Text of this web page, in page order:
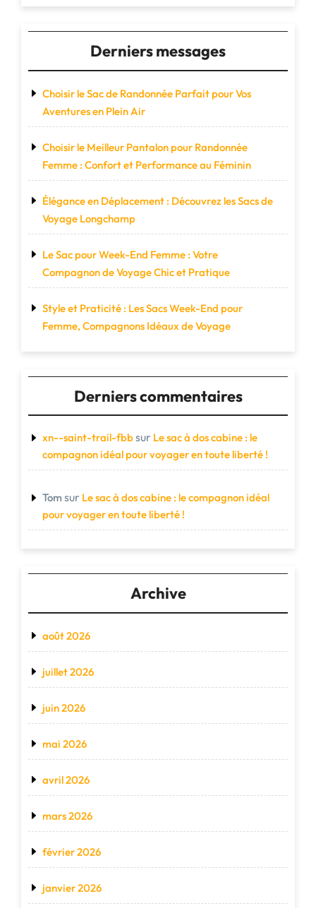
Derniers messages
Choisir le Sac de Randonnée Parfait pour Vos
Aventures en Plein Air
Choisir le Meilleur Pantalon pour Randonnée
Femme : Confort et Performance au Féminin
Élégance en Déplacement : Découvrez les Sacs de
Voyage Longchamp
Le Sac pour Week-End Femme : Votre
Compagnon de Voyage Chic et Pratique
Style et Praticité : Les Sacs Week-End pour
Femme, Compagnons Idéaux de Voyage
Derniers commentaires
xn--saint-trail-fbbsur Le sac à dos cabine : le
compagnon idéal pour voyager en toute liberté !
Tom sur Le sac à dos cabine : le compagnon idéal
pour voyager en toute liberté !
Archive
août 2026
juillet 2026
juin 2026
mai 2026
avril 2026
mars 2026
février 2026
janvier 2026